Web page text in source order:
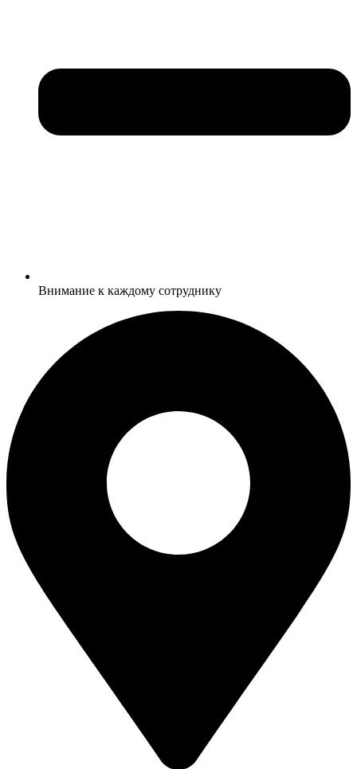
Внимание к каждому сотруднику